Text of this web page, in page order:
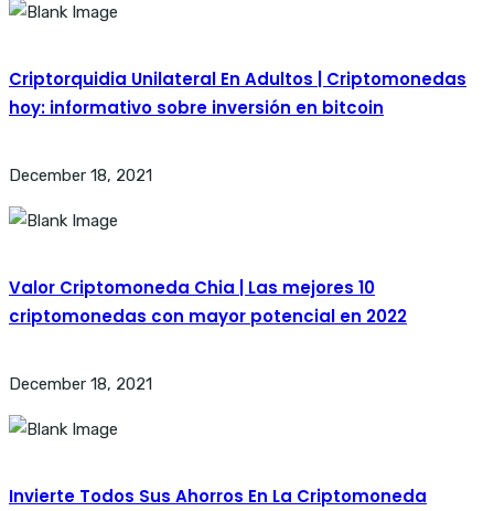
Criptorquidia Unilateral En Adultos | Criptomonedas
hoy: informativo sobre inversión en bitcoin
December 18, 2021
Valor Criptomoneda Chia | Las mejores 10
criptomonedas con mayor potencial en 2022
December 18, 2021
Invierte Todos Sus Ahorros En La Criptomoneda